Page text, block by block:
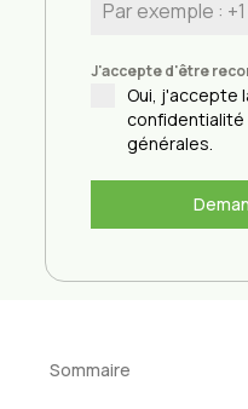
J'accepte d'être
Oui, j'accepte
générales.
Sommaire